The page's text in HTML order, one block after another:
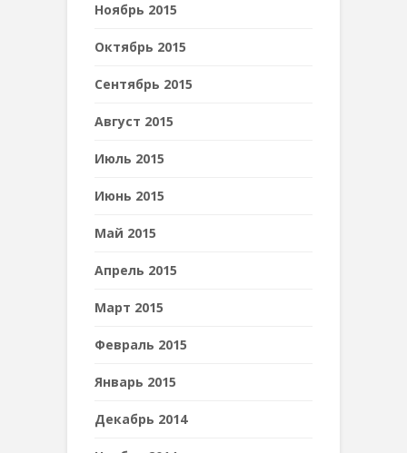
Ноябрь 2015
Октябрь 2015
Сентябрь 2015
Август 2015
Июль 2015
Июнь 2015
Май 2015
Апрель 2015
Март 2015
Февраль 2015
Январь 2015
Декабрь 2014